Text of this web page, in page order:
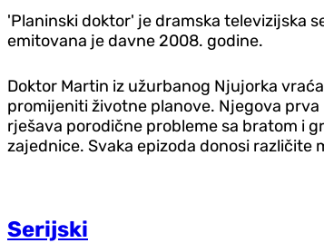
'Planinski doktor' je dramska televizijska
emitovana je davne 2008. godine.
Doktor Martin iz užurbanog Njujorka
promijeniti životne planove. Njegova
rješava porodične probleme sa bratom i
zajednice. Svaka epizoda donosi različite
Serijski